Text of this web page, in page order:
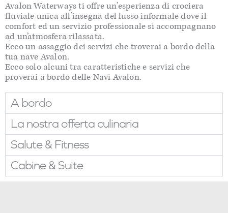
Avalon Waterways ti offre un’esperienza di crociera
fluviale unica all’insegna del lusso informale dove il
comfort ed un servizio professionale si accompagnano
ad un’atmosfera rilassata.
Ecco un assaggio dei servizi che troverai a bordo della
tua nave Avalon.
Ecco solo alcuni tra caratteristiche e servizi che
proverai a bordo delle Navi Avalon.
A bordo
La nostra offerta culinaria
Salute & Fitness
Cabine & Suite